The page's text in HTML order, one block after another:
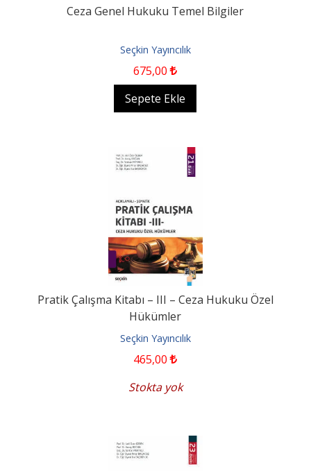
Ceza Genel Hukuku Temel Bilgiler
Seçkin Yayıncılık
675,00
Sepete Ekle
Pratik Çalışma Kitabı – III – Ceza Hukuku Özel
Hükümler
Seçkin Yayıncılık
465,00
Stokta yok